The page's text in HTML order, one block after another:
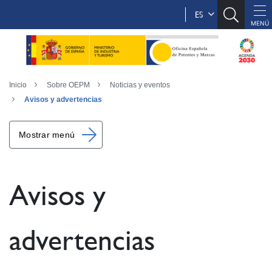
ES
Inicio Sobre OEPM
Noticias y eventos
Avisos y advertencias
Mostrar menú
Avisos y
advertencias